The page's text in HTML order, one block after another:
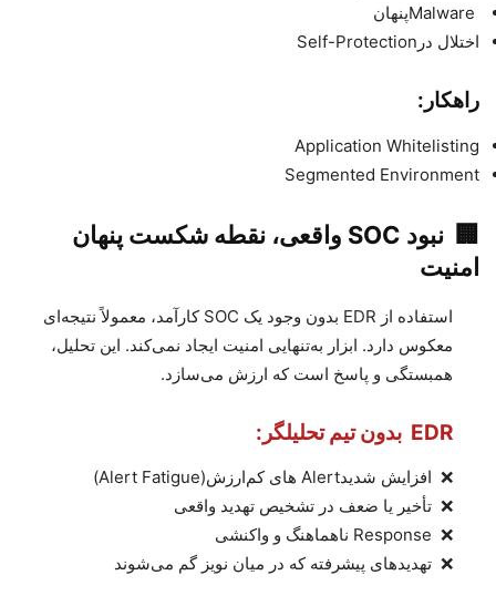
Malwareپنهان
اختلال در Self-Protection
راهکار :
Application Whitelisting
Segmented Environment
🏢 نبود SOC واقعی، نقطه شکست پنهان
امنیت
استفاده از EDR بدون وجود یک SOCکارآمد، معمولاً نتیجه‌ای
معکوس دارد. ابزار به‌تنهایی امنیت ایجاد نمی‌کند. این تحلیل،
همبستگی و پاسخ است که ارزش می‌سازد.
EDR بدون تیم تحلیلگر :
❌ افزایش شدیدAlert های کم‌ارزش(Alert Fatigue)
❌ تأخیر یا ضعف در تشخیص تهدید واقعی
❌
Response ناهماهنگ و واکنشی
❌ تهدیدهای پیشرفته که در میان نویز گم می‌شوند